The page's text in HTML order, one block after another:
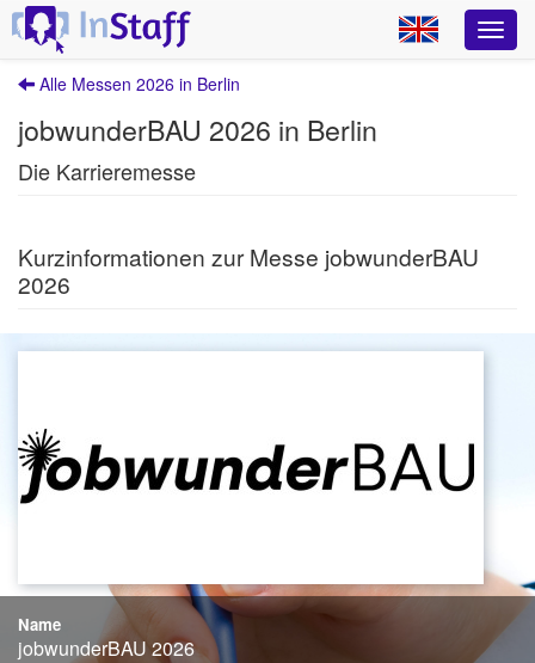
Alle Messen 2026 in Berlin
jobwunderBAU 2026 in Berlin
Die Karrieremesse
Kurzinformationen zur Messe jobwunderBAU
2026
Name
jobwunderBAU 2026